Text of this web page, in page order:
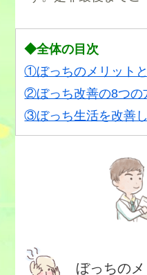
◆全体の目次
①ぼっちのメリット
②ぼっち改善の8つの
③ぼっち生活を改善
ぼっちの